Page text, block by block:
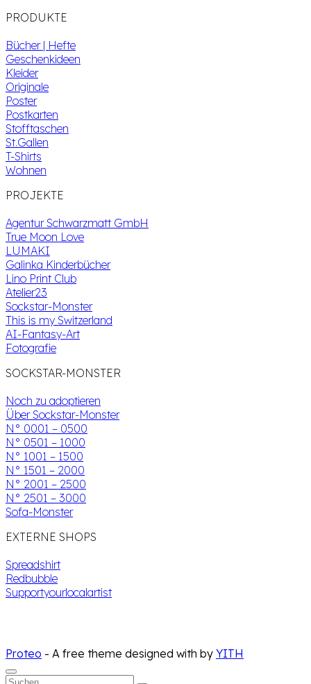
PRODUKTE
Bücher | Hefte
Geschenkideen
Kleider
Originale
Poster
Postkarten
Stofftaschen
St.Gallen
T-Shirts
Wohnen
PROJEKTE
Agentur Schwarzmatt GmbH
True Moon Love
LUMAKI
Galinka Kinderbücher
Lino Print Club
Atelier23
Sockstar-Monster
This is my Switzerland
AI-Fantasy-Art
Fotografie
SOCKSTAR-MONSTER
Noch zu adoptieren
Über Sockstar-Monster
N° 0001 – 0500
N° 0501 – 1000
N° 1001 – 1500
N° 1501 – 2000
N° 2001 – 2500
N° 2501 – 3000
Sofa-Monster
EXTERNE SHOPS
Spreadshirt
Redbubble
Supportyourlocalartist
Proteo - A free theme designed with by YITH